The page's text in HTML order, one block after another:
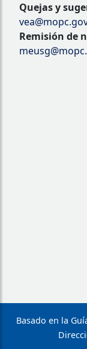
Quejas y
Remisión de
Basado en la